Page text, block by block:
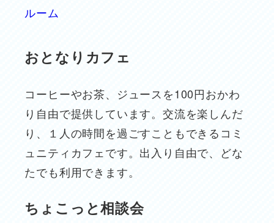
ルーム
おとなりカフェ
コーヒーやお茶、ジュースを100円おかわ
り自由で提供しています。交流を楽しんだ
り、１人の時間を過ごすこともできるコミ
ュニティカフェです。出入り自由で、どな
たでも利用できます。
ちょこっと相談会